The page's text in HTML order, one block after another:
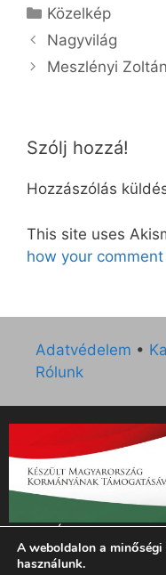
Kategória
Közelkép
Nagyvilág
Meszlényi
Szólj hozzá!
Hozzászólás
This site uses
how your
Adatvédelem •
Rólunk
„Az Új Ember
támogatását az
szerződés keretében 3
A weboldalon a
használunk.